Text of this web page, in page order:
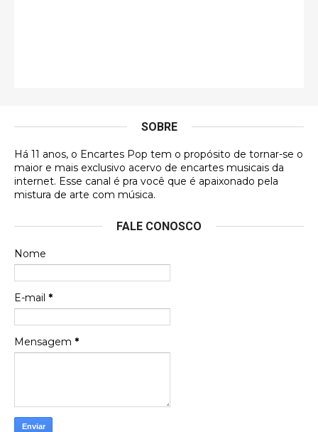
DVD MIDINHO
Francierton
futuras aquisições, e olhando o encarte aqui, me
Francierton
Espero que tenham sentido minha falta, informo
que estou de volta para trazer mais contribuições
SOBRE
Há 11 anos, o Encartes Pop tem o propósito de tornar-se o
maior e mais exclusivo acervo de encartes musicais da
internet. Esse canal é pra você que é apaixonado pela
mistura de arte com música.
FALE CONOSCO
Nome
E-mail *
Mensagem *